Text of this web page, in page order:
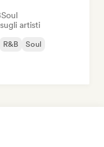
Soul
artisti
R&B
Soul